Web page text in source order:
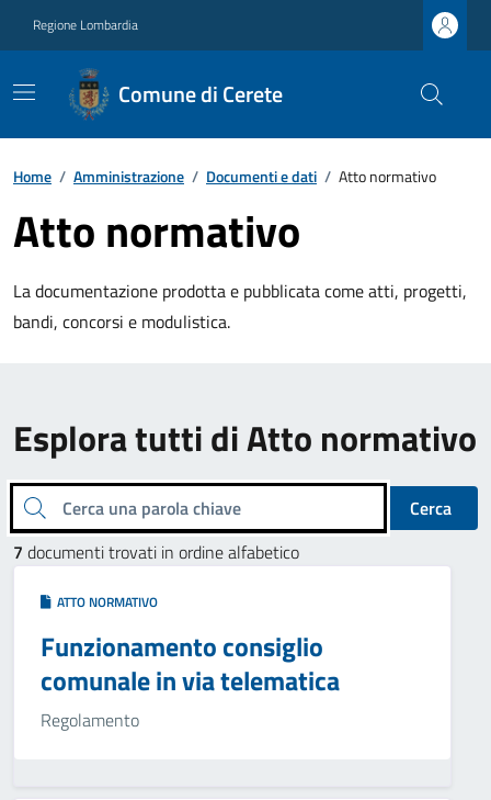
Regione Lombardia
Comune di Cerete
Home / Amministrazione / Documenti e dati / Atto normativo
Atto normativo
La documentazione prodotta e pubblicata come atti, progetti,
bandi, concorsi e modulistica.
Esplora tutti di Atto normativo
Cerca una parola chiave
Cerca
7 documenti trovati in ordine alfabetico
ATTO NORMATIVO
Funzionamento consiglio
comunale in via telematica
Regolamento